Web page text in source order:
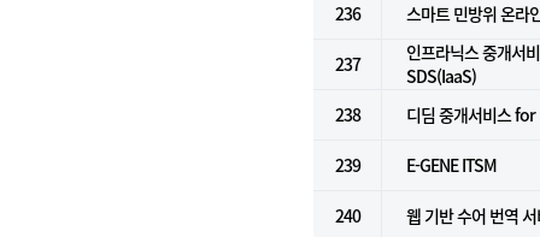
236 스마트 민방위 온라
237
인프라닉스 중개서
SDS(IaaS)
238
디딤 중개서비스
239 E-GENE ITSM
240 웹 기반 수어 번역